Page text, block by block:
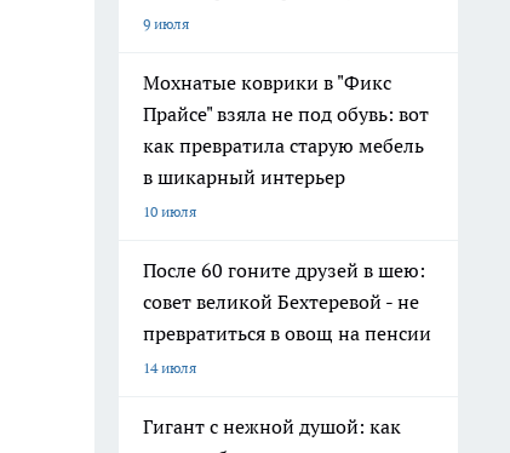
9 июля
Мохнатые коврики в "Фикс
Прайсе" взяла не под обувь: вот
как превратила старую мебель
в шикарный интерьер
10 июля
После 60 гоните друзей в шею:
совет великой Бехтеревой - не
превратиться в овощ на пенсии
14 июля
Гигант с нежной душой: как